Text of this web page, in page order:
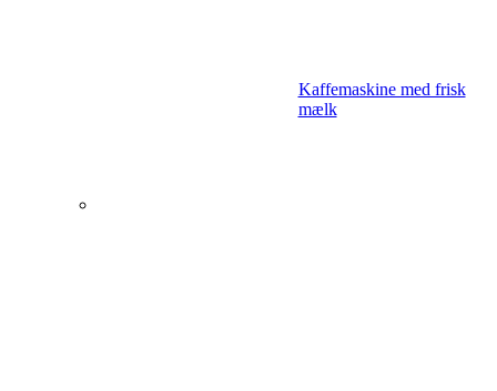
Kaffemaskine med frisk
mælk